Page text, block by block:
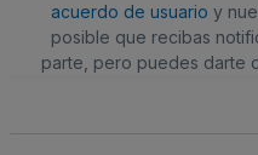
acuerdo de usuario y
posible que recibas
parte, pero puedes darte